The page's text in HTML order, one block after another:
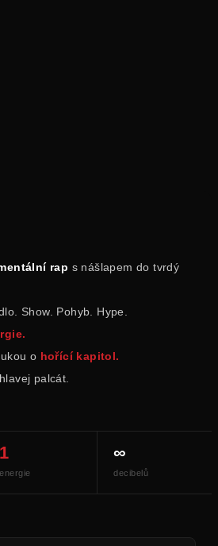
rap s nášlapem do tvrdý
Show. Pohyb. Hype.
o hořící kapitol.
palcát.
1
energie
∞
decibelů